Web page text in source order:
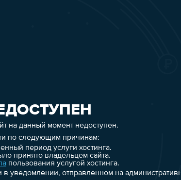
на данный момент недоступен.
по следующим причинам:
период услуги хостинга.
принято владельцем сайта.
пользования услугой хостинга.
в уведомлении, отправленном на